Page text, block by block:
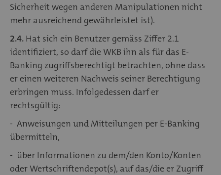
Sicherheit wegen anderen Manipulationen nicht
mehr ausreichend gewährleistet ist).
2.4. Hat sich ein Benutzer gemäss Ziffer 2.1
identifiziert, so darf die WKB ihn als für das E-
Banking zugriffsberechtigt betrachten, ohne dass
er einen weiteren Nachweis seiner Berechtigung
erbringen muss. Infolgedessen darf er
rechtsgültig:
- Anweisungen und Mitteilungen per E-Banking
übermitteln,
- über Informationen zu dem/den Konto/Konten
oder Wertschriftendepot(s), auf das/die er Zugriff